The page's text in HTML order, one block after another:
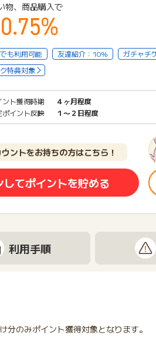
物、商品購入で
0.75%
も利用可能 友達紹介：10% ガチャチ
特典対象
ント獲得時期
４ヶ月程度
ポイント反映
１〜２日程度
ントをお持ちの方はこちら！
してポイントを貯める
利用手順
のみポイント獲得対象となります。